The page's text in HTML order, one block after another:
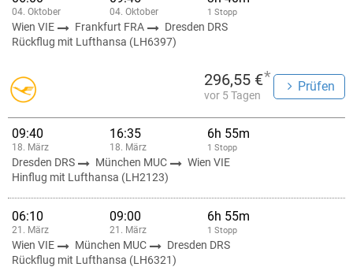
04. Oktober 04. Oktober 1 Stopp
Wien VIE Frankfurt FRA
Dresden DRS
Rückflug mit Lufthansa (LH6397)
296,55 €*
vor 5 Tagen
Prüfen
09:40
18. März
16:35
18. März
6h 55m
1 Stopp
Dresden DRS München MUC
Wien VIE
Hinflug mit Lufthansa (LH2123)
06:10
21. März
09:00
21. März
6h 55m
1 Stopp
Wien VIE München MUC
Dresden DRS
Rückflug mit Lufthansa (LH6321)